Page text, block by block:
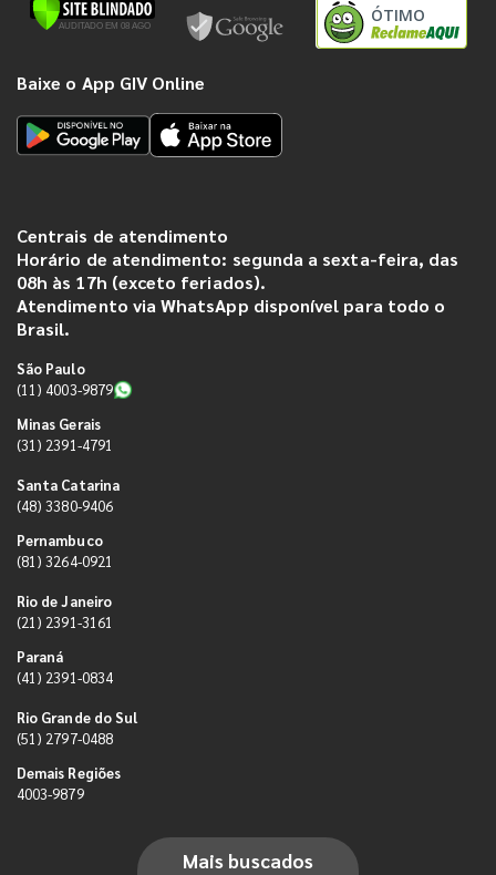
ÓTIMO
Baixe o App GIV Online
Centrais de atendimento
Horário de atendimento: segunda a sexta-feira, das
08h às 17h (exceto feriados).
Atendimento via WhatsApp disponível para todo o
Brasil.
São Paulo
(11) 4003-9879
Minas Gerais
(31) 2391-4791
Santa Catarina
(48) 3380-9406
Pernambuco
(81) 3264-0921
Rio de Janeiro
(21) 2391-3161
Paraná
(41) 2391-0834
Rio Grande do Sul
(51) 2797-0488
Demais Regiões
4003-9879
Mais buscados